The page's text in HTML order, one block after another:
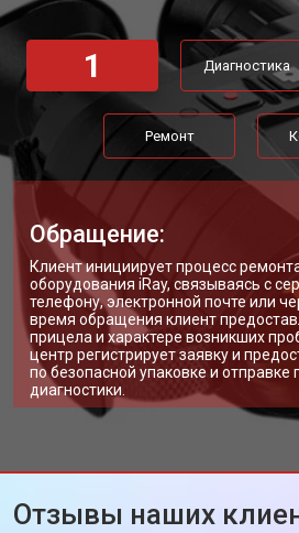
1 Диагностика
Ремонт
Обращение:
Клиент инициирует процесс
оборудования iRay, связываясь с
телефону, электронной почте или
время обращения клиент
прицела и характере возникших
центр регистрирует заявку и
по безопасной упаковке и отправке
диагностики.
Отзывы наших